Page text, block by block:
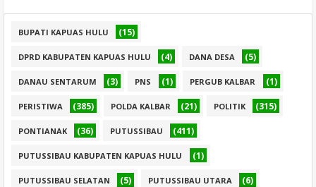
BUPATI KAPUAS HULU (15)
DPRD KABUPATEN KAPUAS HULU (4) DANA DESA (5)
DANAU SENTARUM (3) PNS (1) PERGUB KALBAR (1)
PERISTIWA (385) POLDA KALBAR (21) POLITIK (315)
PONTIANAK (36) PUTUSSIBAU (411)
PUTUSSIBAU KABUPATEN KAPUAS HULU (1)
PUTUSSIBAU SELATAN (5) PUTUSSIBAU UTARA (6)